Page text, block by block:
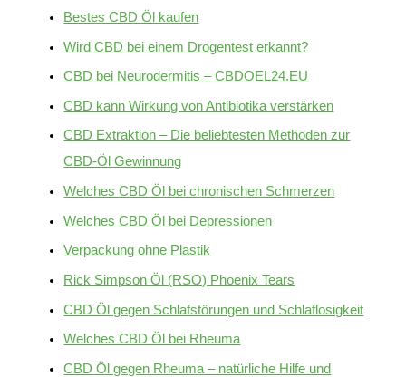
Bestes CBD Öl kaufen
Wird CBD bei einem Drogentest erkannt?
CBD bei Neurodermitis – CBDOEL24.EU
CBD kann Wirkung von Antibiotika verstärken
CBD Extraktion – Die beliebtesten Methoden zur
CBD-Öl Gewinnung
Welches CBD Öl bei chronischen Schmerzen
Welches CBD Öl bei Depressionen
Verpackung ohne Plastik
Rick Simpson Öl (RSO) Phoenix Tears
CBD Öl gegen Schlafstörungen und Schlaflosigkeit
Welches CBD Öl bei Rheuma
CBD Öl gegen Rheuma – natürliche Hilfe und